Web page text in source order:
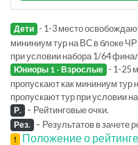
Дети - 1-3 место
мининиум тур на ВС в блоке
при условии набора 1/64
Юниоры 1 - Взрослые - 1-25
пропускают как мининиум
пропускают тур при условии
Р. - Рейтинговые очки.
Рез. - Результатов в зачете
! Положение о